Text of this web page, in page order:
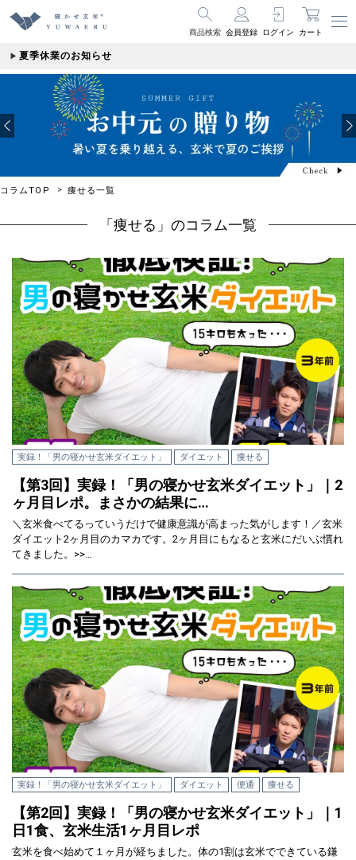
商品検索 会員登録 ログイン カート
夏季休業のお知らせ
コラムTOP 痩せる一覧
「痩せる」のコラム一覧
実録！「男の寝かせ玄米ダイエット」 ダイエット 痩せる
【第3回】実録！「男の寝かせ玄米ダイエット」｜2
ヶ月目レポ。まさかの結果に…
＼玄米食べてるっていうだけで健康意識が高まった気がします！／玄米
ダイエット2ヶ月目のカマカです。2ヶ月目にもなると玄米にだいぶ慣れ
てきました。>>…
実録！「男の寝かせ玄米ダイエット」 ダイエット 便通 痩せる
【第2回】実録！「男の寝かせ玄米ダイエット」｜1
日1食、玄米生活1ヶ月目レポ
玄米を食べ始めて１ヶ月が経ちました。体の1割は玄米でできている鎌